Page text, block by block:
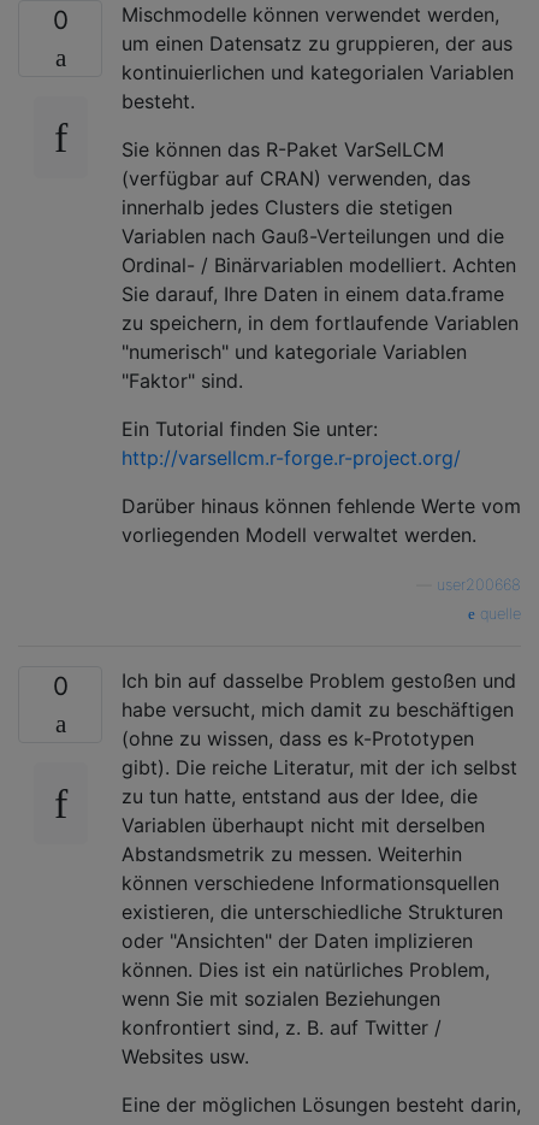
0
Mischmodelle können verwendet werden,
um einen Datensatz zu gruppieren, der aus
kontinuierlichen und kategorialen Variablen
besteht.
Sie können das R-Paket VarSelLCM
(verfügbar auf CRAN) verwenden, das
innerhalb jedes Clusters die stetigen
Variablen nach Gauß-Verteilungen und die
Ordinal- / Binärvariablen modelliert. Achten
Sie darauf, Ihre Daten in einem data.frame
zu speichern, in dem fortlaufende Variablen
"numerisch" und kategoriale Variablen
"Faktor" sind.
Ein Tutorial finden Sie unter:
http://varsellcm.r-forge.r-project.org/
Darüber hinaus können fehlende Werte vom
vorliegenden Modell verwaltet werden.
user200668
quelle
0
Ich bin auf dasselbe Problem gestoßen und
habe versucht, mich damit zu beschäftigen
(ohne zu wissen, dass es k-Prototypen
gibt). Die reiche Literatur, mit der ich selbst
zu tun hatte, entstand aus der Idee, die
Variablen überhaupt nicht mit derselben
Abstandsmetrik zu messen. Weiterhin
können verschiedene Informationsquellen
existieren, die unterschiedliche Strukturen
oder "Ansichten" der Daten implizieren
können. Dies ist ein natürliches Problem,
wenn Sie mit sozialen Beziehungen
konfrontiert sind, z. B. auf Twitter /
Websites usw.
Eine der möglichen Lösungen besteht darin,